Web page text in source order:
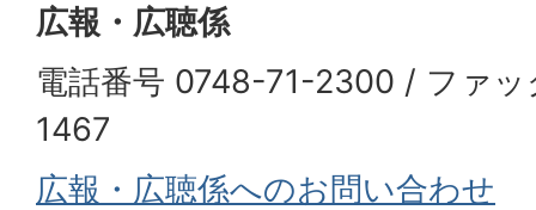
広報・広聴係
電話番号 0748-71-2300 / ファ
1467
広報・広聴係へのお問い合わせ